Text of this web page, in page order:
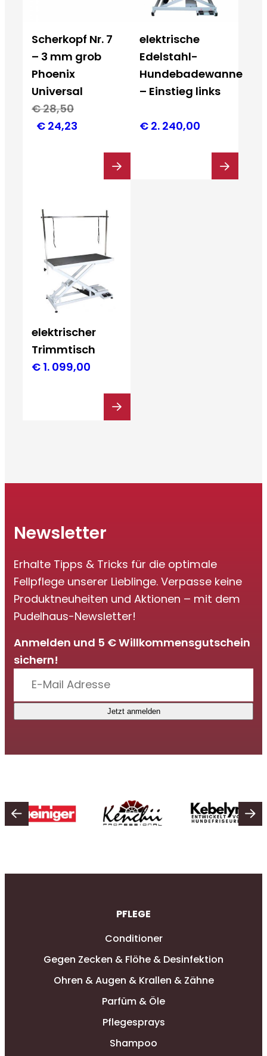
Scherkopf Nr. 7
– 3 mm grob
Phoenix
Universal
€28,50
Ursprünglicher
€24,23Aktueller
€ 24,23.
elektrische
Edelstahl-
Hundebadewanne
– Einstieg links
€ 2. 240,00
elektrischer
Trimmtisch
€ 1. 099,00
Newsletter
Erhalte Tipps & Tricks für die optimale
Fellpflege unserer Lieblinge. Verpasse keine
Produktneuheiten und Aktionen – mit dem
Pudelhaus-Newsletter!
Anmelden und 5 € Willkommensgutschein
sichern!
Jetzt anmelden
PFLEGE
Conditioner
Gegen Zecken & Flöhe & Desinfektion
Ohren & Augen & Krallen & Zähne
Parfüm & Öle
Pflegesprays
Shampoo